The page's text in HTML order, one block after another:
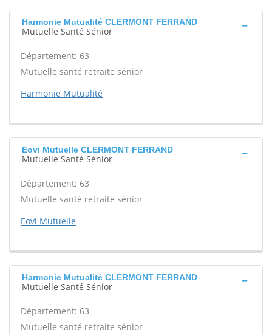
Harmonie Mutualité CLERMONT FERRAND
Mutuelle Santé Sénior
Département: 63
Mutuelle santé retraite sénior
Harmonie Mutualité
Eovi Mutuelle CLERMONT FERRAND
Mutuelle Santé Sénior
Département: 63
Mutuelle santé retraite sénior
Eovi Mutuelle
Harmonie Mutualité CLERMONT FERRAND
Mutuelle Santé Sénior
Département: 63
Mutuelle santé retraite sénior